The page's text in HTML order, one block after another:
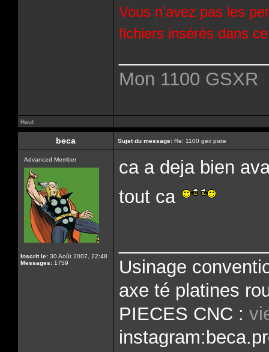
Vous n’avez pas les
fichiers insérés dans
Mon 1100 GSXR
Haut
beca Sujet du message: Re: 1100 gex piste
Advanced Member
Inscrit le: 30 Août 2007, 22:48
Messages: 1759
ca a deja bien
tout ca
Usinage
axe té platines
PIECES CNC :